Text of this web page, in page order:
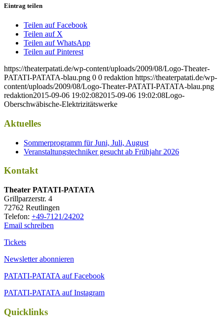
Eintrag teilen
Teilen auf Facebook
Teilen auf X
Teilen auf WhatsApp
Teilen auf Pinterest
https://theaterpatati.de/wp-content/uploads/2009/08/Logo-Theater-
PATATI-PATATA-blau.png 0 0 redaktion https://theaterpatati.de/wp-
content/uploads/2009/08/Logo-Theater-PATATI-PATATA-blau.png
redaktion2015-09-06 19:02:082015-09-06 19:02:08Logo-
Oberschwäbische-Elektrizitätswerke
Aktuelles
Sommerprogramm für Juni, Juli, August
Veranstaltungstechniker gesucht ab Frühjahr 2026
Kontakt
Thea­ter PATATI-PATATA
Grill­par­zer­str. 4
72762 Reutlingen
Tele­fon: +49-7121/24202
Email schreiben
Tickets
Newsletter abonnieren
PATATI-PATATA auf Facebook
PATATI-PATATA auf Instagram
Quicklinks